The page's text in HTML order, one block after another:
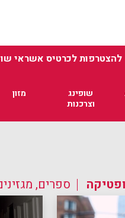
להצטרפות לכרטיס אשראי
שופינג
וצרכנות
מזון
ספרים,